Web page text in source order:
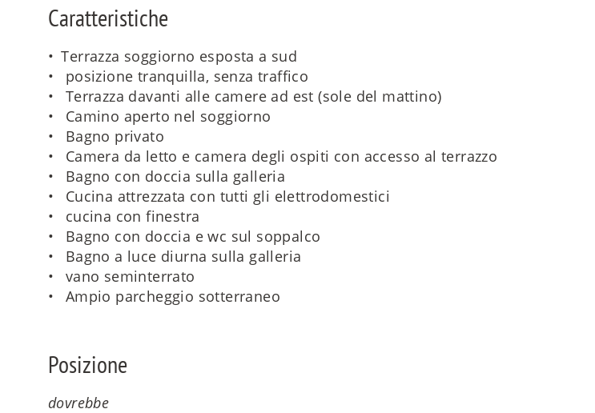
Caratteristiche
Terrazza soggiorno esposta a sud
posizione tranquilla, senza traffico
Terrazza davanti alle camere ad est (sole del mattino)
Camino aperto nel soggiorno
Bagno privato
Camera da letto e camera degli ospiti con accesso al terrazzo
Bagno con doccia sulla galleria
Cucina attrezzata con tutti gli elettrodomestici
cucina con finestra
Bagno con doccia e wc sul soppalco
Bagno a luce diurna sulla galleria
vano seminterrato
Ampio parcheggio sotterraneo
Posizione
dovrebbe